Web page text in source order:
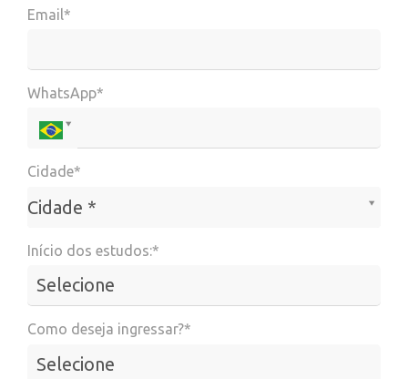
Email*
WhatsApp*
Cidade*
Cidade *
Cidade*
Início dos estudos:*
Como deseja ingressar?*